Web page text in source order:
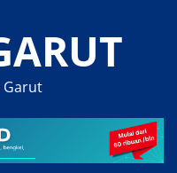
Garut